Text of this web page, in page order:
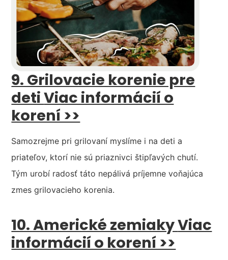
9. Grilovacie korenie pre
detiViac informácií o
korení >>
Samozrejme pri grilovaní myslíme i na deti a
priateľov, ktorí nie sú priaznivci štipľavých chutí.
Tým urobí radosť táto nepálivá príjemne voňajúca
zmes grilovacieho korenia.
10. Americké zemiakyViac
informácií o korení >>